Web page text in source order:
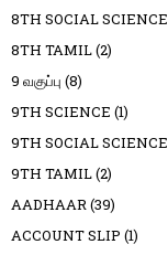
8TH SOCIAL SCIENCE
8TH TAMIL(2)
9 வகுப்பு (8)
9TH SCIENCE (1)
9TH SOCIAL SCIENCE
9TH TAMIL(2)
AADHAAR(39)
ACCOUNT SLIP (1)